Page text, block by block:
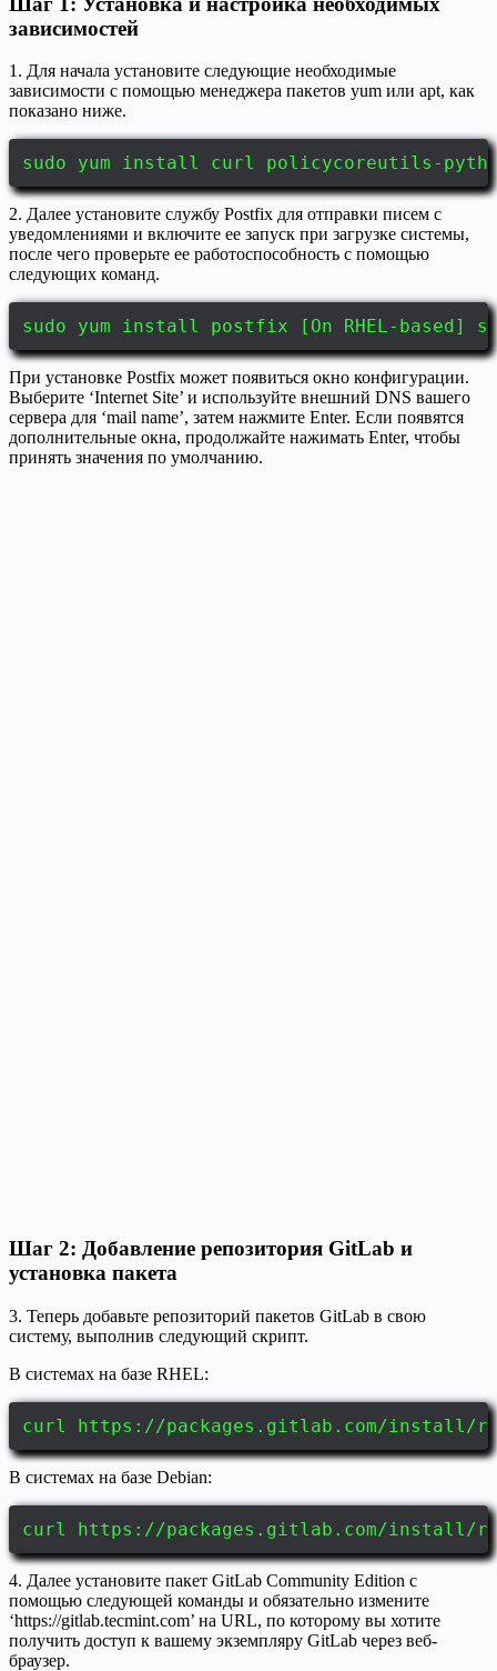
зависимостей
1. Для начала установите следующие необходимые
зависимости с помощью менеджера пакетов yum или apt, как
показано ниже.
sudo yum install curl policycoreutils-
2. Далее установите службу Postfix для отправки писем с
уведомлениями и включите ее запуск при загрузке системы,
после чего проверьте ее работоспособность с помощью
следующих команд.
sudo yum install postfix [On RHEL-
При установке Postfix может появиться окно конфигурации.
Выберите ‘Internet Site’ и используйте внешний DNS вашего
сервера для ‘mail name’, затем нажмите Enter. Если появятся
дополнительные окна, продолжайте нажимать Enter, чтобы
принять значения по умолчанию.
Шаг 2: Добавление репозитория GitLab и
установка пакета
3. Теперь добавьте репозиторий пакетов GitLab в свою
систему, выполнив следующий скрипт.
В системах на базе RHEL:
curl https://packages.gitlab.com/install/
В системах на базе Debian:
curl https://packages.gitlab.com/install/
4. Далее установите пакет GitLab Community Edition с
помощью следующей команды и обязательно измените
‘https://gitlab.tecmint.com’ на URL, по которому вы хотите
получить доступ к вашему экземпляру GitLab через веб-
браузер.